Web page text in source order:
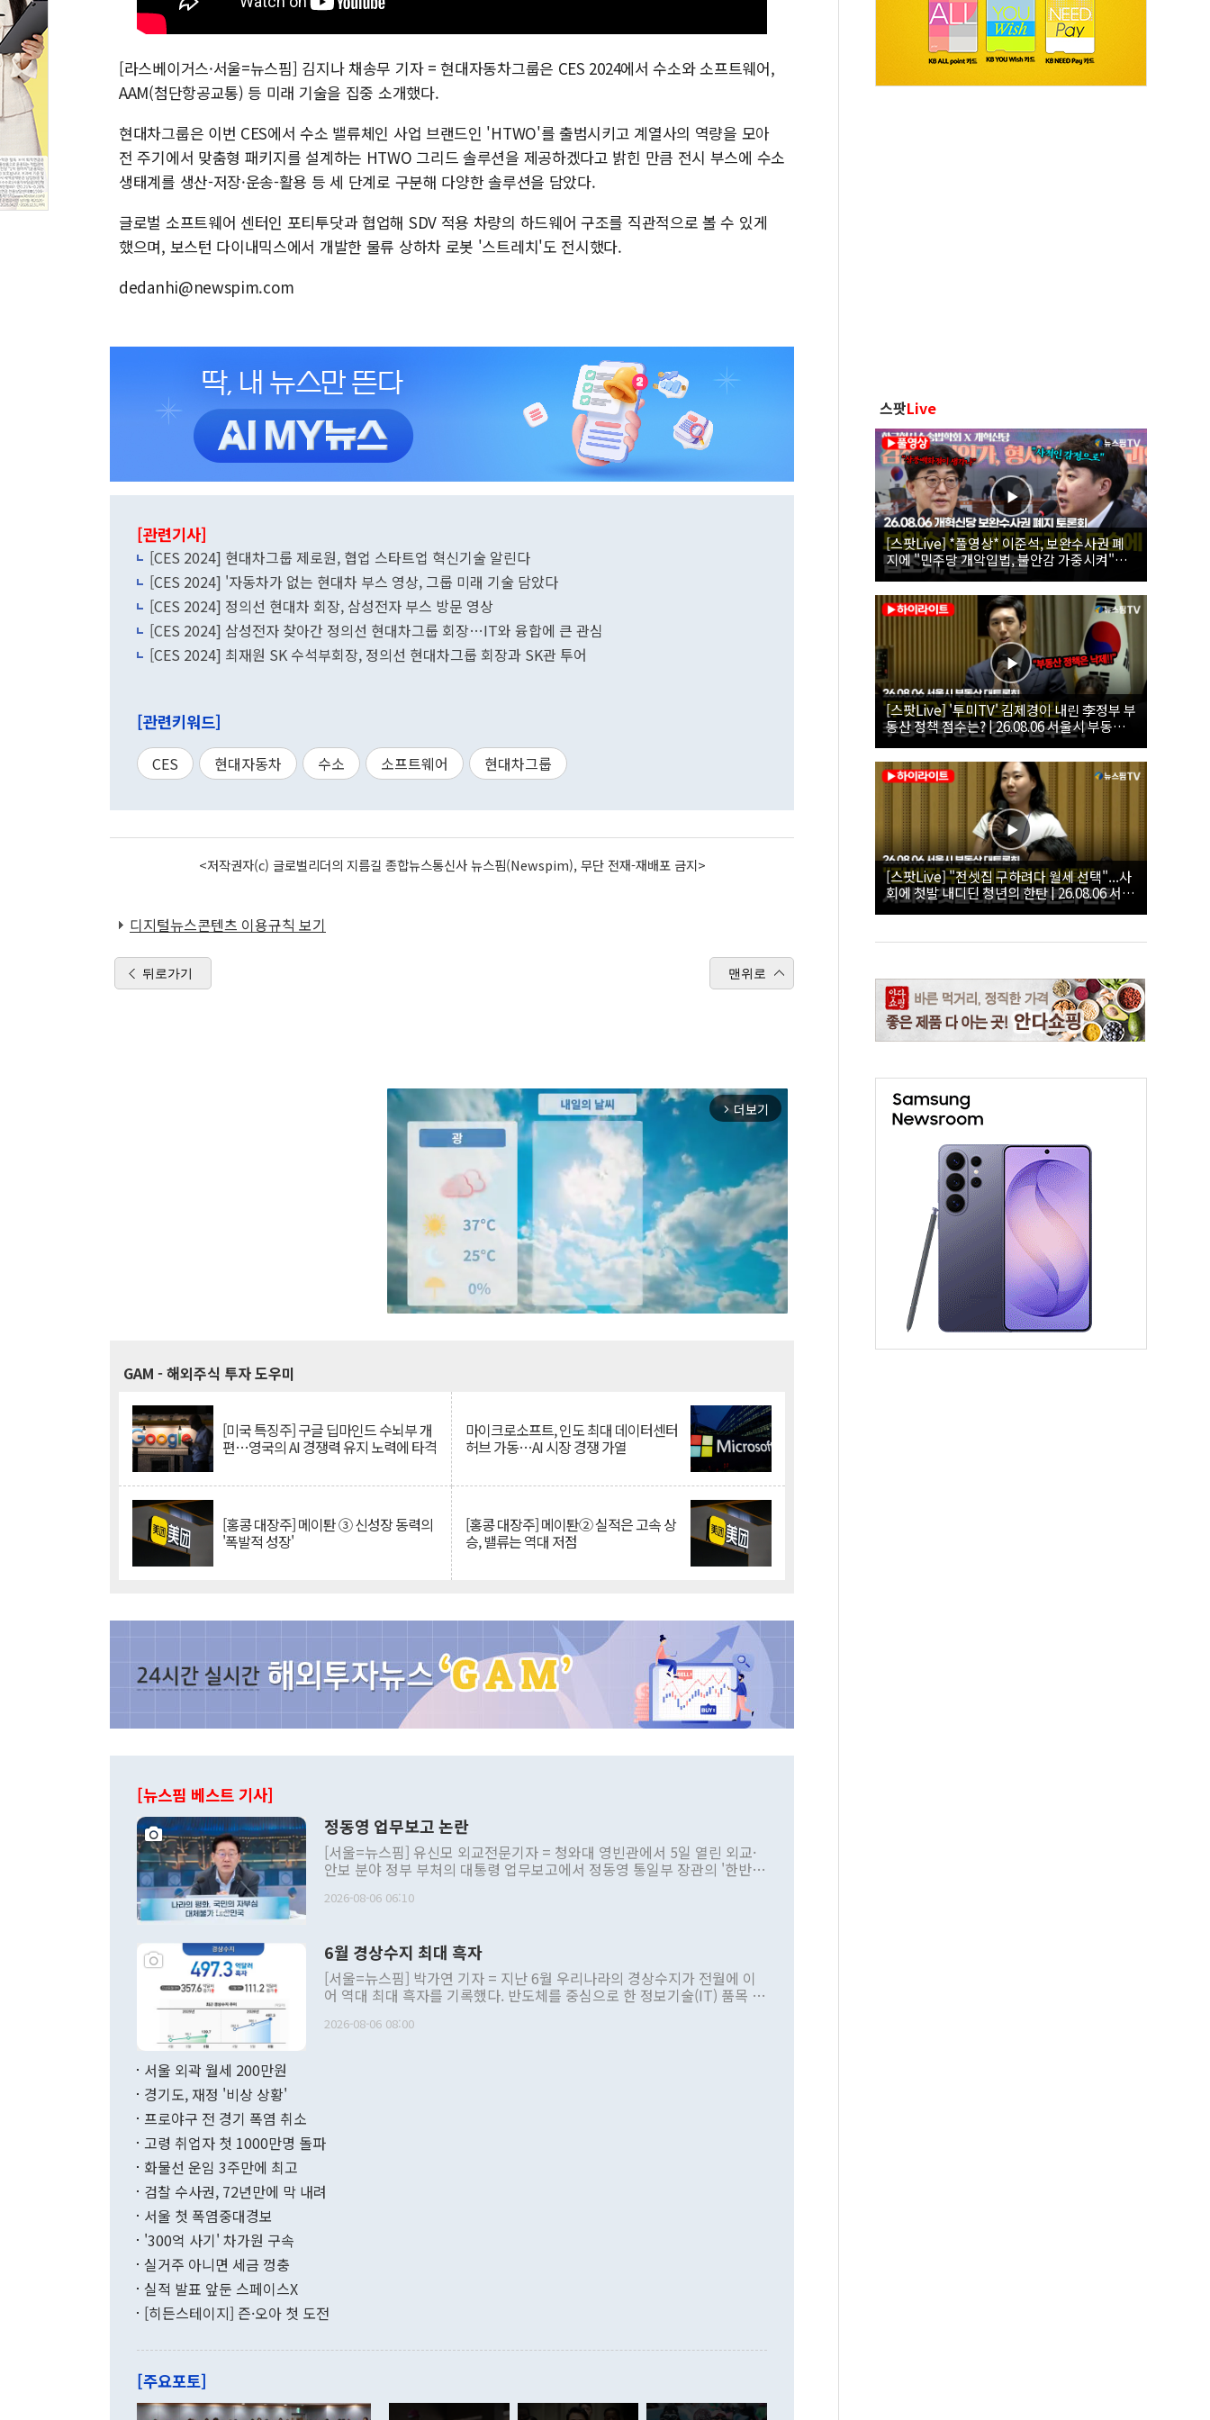
[라스베이거스·서울=뉴스핌] 김지나 채송무 기자 = 현대자동차그룹은 CES 2024에서 수소와 소프트웨어,
AAM(첨단항공교통) 등 미래 기술을 집중 소개했다.
현대차그룹은 이번 CES에서 수소 밸류체인 사업 브랜드인 'HTWO'를 출범시키고 계열사의 역량을 모아
전 주기에서 맞춤형 패키지를 설계하는 HTWO 그리드 솔루션을 제공하겠다고 밝힌 만큼 전시 부스에 수소
생태계를 생산-저장·운송-활용 등 세 단계로 구분해 다양한 솔루션을 담았다.
글로벌 소프트웨어 센터인 포티투닷과 협업해 SDV 적용 차량의 하드웨어 구조를 직관적으로 볼 수 있게
했으며, 보스턴 다이내믹스에서 개발한 물류 상하차 로봇 '스트레치'도 전시했다.
dedanhi@newspim.com
[관련기사]
[CES 2024] 현대차그룹 제로원, 협업 스타트업 혁신기술 알린다
[CES 2024] '자동차가 없는 현대차 부스 영상, 그룹 미래 기술 담았다
[CES 2024] 정의선 현대차 회장, 삼성전자 부스 방문 영상
[CES 2024] 삼성전자 찾아간 정의선 현대차그룹 회장…IT와 융합에 큰 관심
[CES 2024] 최재원 SK 수석부회장, 정의선 현대차그룹 회장과 SK관 투어
[관련키워드]
CES 현대자동차 수소 소프트웨어 현대차그룹
<저작권자(c) 글로벌리더의 지름길 종합뉴스통신사 뉴스핌(Newspim), 무단 전재-재배포 금지>
디지털뉴스콘텐츠 이용규칙 보기
뒤로가기 맨위로
arrow_forward_ios 더보기
GAM - 해외주식 투자 도우미
[미국 특징주] 구글 딥마인드 수뇌부 개
편…영국의 AI 경쟁력 유지 노력에 타격
마이크로소프트, 인도 최대 데이터센터
허브 가동…AI 시장 경쟁 가열
[홍콩 대장주] 메이퇀 ③ 신성장 동력의
'폭발적 성장'
[홍콩 대장주] 메이퇀② 실적은 고속 상
승, 밸류는 역대 저점
[뉴스핌 베스트 기사]
정동영 업무보고 논란
[서울=뉴스핌] 유신모 외교전문기자 = 청와대 영빈관에서 5일 열린 외교·
안보 분야 정부 부처의 대통령 업무보고에서 정동영 통일부 장관의 '한반도
발언 중에는 정부 내 조율을 거치지 않은 사안을 정책으로 추진하겠다고 공
주의적 희망에 근거한 비현실적 구상'이라는 비판을 내놨다. 그동안 정 장
관의 대북 정책 관련 발언이 물의를 빚은 적은 여러 번 있지만 대통령과 유
관 부처 장관이 공개적으로 부정적 입장을 표명한 것은 이례적이다. 정 장
관의 무리한 대북 접근법과 월권을 제어해야 한다는 목소리도 높아지고 있
다. [정동영 통일부 장관이 지난달 23일 오후 서울 종로구 정부서울청사에
무너졌다고도 했다. 또 "현 시점에서 흘러간 선(先)비핵화만 되뇌는 것은
함께 4자 대화의 동력을 확보하기 위해 최선을 다할 것"이라고 말했다. 하
"우리의 선의대로 하는 게 과연 한반도의 평화와 안정에 플러스냐, 결론적
관은 업무보고 사후 브리핑에서 정 장관이 언급한 '4자 회담'에 대해 "이상
이 9월 러시아 블라디보스토크에서 열리는 '동방경제포럼(EEF)'을 언급하
2026-08-06 06:10
6월 경상수지 최대 흑자
[서울=뉴스핌] 박가연 기자 = 지난 6월 우리나라의 경상수지가 전월에 이
어 역대 최대 흑자를 기록했다. 반도체를 중심으로 한 정보기술(IT) 품목 수
료=한국은행] 한국은행이 6일 발표한 '2026년 6월 국제수지(잠정)'에 따르
며 월간 기준 처음으로 1000억달러를 넘어섰다. 상품수입은 644억8000만
196.9% 급증했고 컴퓨터·주변기기(SSD)는 282.7% 증가했다. IT 품목
수출은 160.4% 늘었으며 비IT 품목도 ▲석유제품(47.5%) ▲화공품
기록했지만 지식재산권사용료수지는 전월 흑자에서 4억4000만달러 적자
로 전환됐다. 본원소득수지는 배당소득을 중심으로 32억7000만달러 흑자
는 배당수입이 늘어난 데다 전월 분기배당에 따른 기저효과로 배당지급이
였던 올해 3월(369억9000만달러)을 넘어선 것이다. 직접투자에서는 내국
2026-08-06 08:00
서울 외곽 월세 200만원
경기도, 재정 '비상 상황'
프로야구 전 경기 폭염 취소
고령 취업자 첫 1000만명 돌파
화물선 운임 3주만에 최고
검찰 수사권, 72년만에 막 내려
서울 첫 폭염중대경보
'300억 사기' 차가원 구속
실거주 아니면 세금 껑충
실적 발표 앞둔 스페이스X
[히든스테이지] 즌·오아 첫 도전
[주요포토]
스팟Live
[스팟Live] *풀영상* 이준석, 보완수사권 폐
지에 "민주당 개악입법, 불안감 가중시켜"｜
26.08.06 개혁신당 보완수사권 폐지 토론회
[스팟Live] '투미TV' 김제경이 내린 李정부 부
동산 정책 점수는? | 26.08.06 서울시 부동산
대토론회
[스팟Live] "전셋집 구하려다 월세 선택"...사
회에 첫발 내디딘 청년의 한탄 | 26.08.06 서울
시 부동산 대토론회